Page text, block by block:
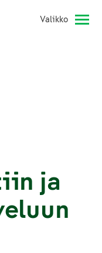
Valikko
ja